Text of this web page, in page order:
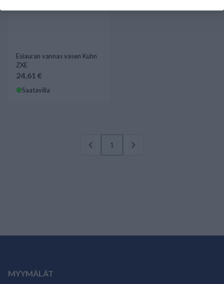
Esiauran vannas vasen Kuhn
ZXE
24,61 €
Saatavilla
1
MYYMÄLÄT